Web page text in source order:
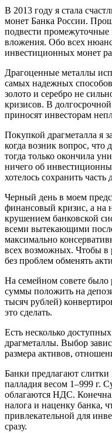
В 2013 году я стала
монет Банка России.
подвести промежуточные
вложения. Обо всех
инвестиционных монет
Драгоценные металлы
самых надежных
золото и серебро не
кризисов. В
приносят инвесторам
Покупкой драгметалла я
когда возник вопрос, что
тогда только окончила
ничего об
хотелось сохранить
Черный день в моем
финансовый кризис, а на
крушением банковской
всеми вытекающими
максимально
всех возможных. Чтобы в
без проблем обменять
На семейном совете
суммы положить на
тысяч рублей)
это сделать.
Есть несколько
драгметаллы. Выбор
размера активов,
Банки предлагают слитки
палладия весом 1–999 г.
облагаются НДС.
налога и наценку банка,
привлекательной для
сразу.